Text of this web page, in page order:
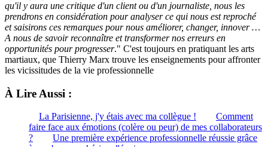
qu'il y aura une critique d'un client ou d'un journaliste, nous les
prendrons en considération pour analyser ce qui nous est reproché
et saisirons ces remarques pour nous améliorer, changer, innover …
A nous de savoir reconnaître et transformer nos erreurs en
opportunités pour progresser." C'est toujours en pratiquant les arts
martiaux, que Thierry Marx trouve les enseignements pour affronter
les vicissitudes de la vie professionnelle
À Lire Aussi :
La Parisienne, j'y étais avec ma collègue !
Comment
faire face aux émotions (colère ou peur) de mes collaborateurs
?
Une première expérience professionnelle réussie grâce